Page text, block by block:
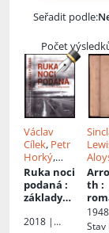
Seřadit podle:
Počet
Václav
Cílek, Petr
Horký,
Ferdinand
Šmikmátor
,Lukáš
Josef
Ruka noci
podaná :
základy
krizové
2018 |
th:
Stav